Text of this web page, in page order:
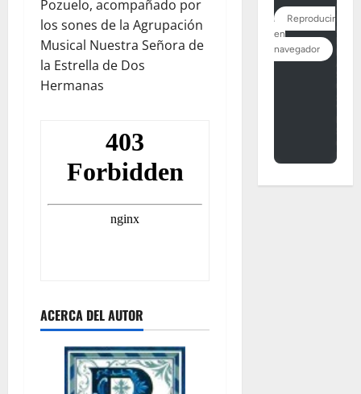
Pozuelo, acompañado por
los sones de la Agrupación
Musical Nuestra Señora de
la Estrella de Dos
Hermanas
ACERCA DEL AUTOR